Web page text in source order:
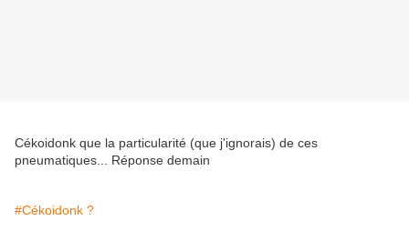
Cékoidonk que la particularité (que j'ignorais) de ces
pneumatiques... Réponse demain
#Cékoidonk ?